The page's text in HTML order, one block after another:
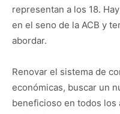
representan a los 18.
en el seno de la ACB y
abordar.
Renovar el sistema de
económicas, buscar un
beneficioso en todos los